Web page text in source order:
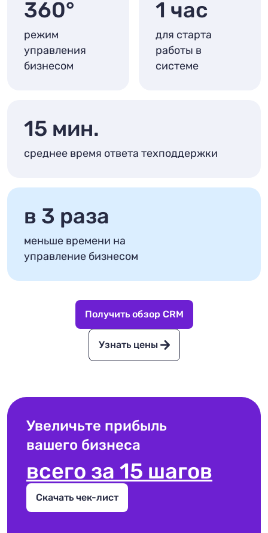
360°
режим
управления
бизнесом
15 мин.
среднее время ответа техподдержки
1 час
для старта
работы в
системе
в 3 раза
меньше времени на
управление бизнесом
Получить обзор CRM
Узнать цены
Увеличьте прибыль
вашего бизнеса
всего за 15 шагов
Скачать чек-лист